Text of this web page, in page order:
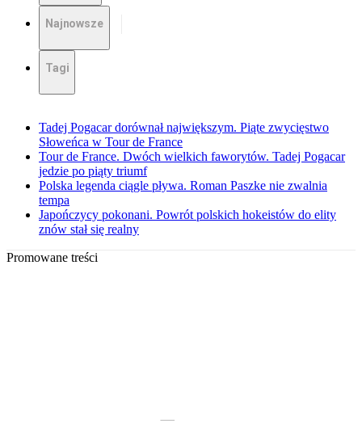
Najnowsze
Tagi
Tadej Pogacar dorównał największym. Piąte zwycięstwo
Słoweńca w Tour de France
Tour de France. Dwóch wielkich faworytów. Tadej Pogacar
jedzie po piąty triumf
Polska legenda ciągle pływa. Roman Paszke nie zwalnia
tempa
Japończycy pokonani. Powrót polskich hokeistów do elity
znów stał się realny
Promowane treści